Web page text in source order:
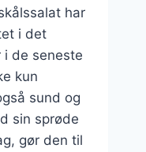
har
i det
de seneste
kun
sund og
sin sprøde
gør den til